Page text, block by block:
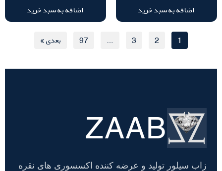
اضافه به سبد خرید
اضافه به سبد خرید
1
2
3
…
97 بعدی »
تسویه
حساب
ZAAB
زاب سیلور تولید و عرضه کننده اکسسوری های نقره